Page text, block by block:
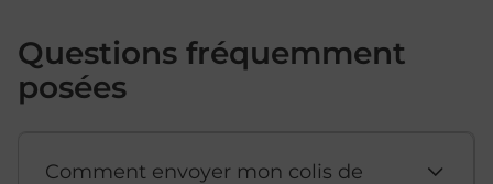
Questions fréquemment
posées
Comment envoyer mon colis de